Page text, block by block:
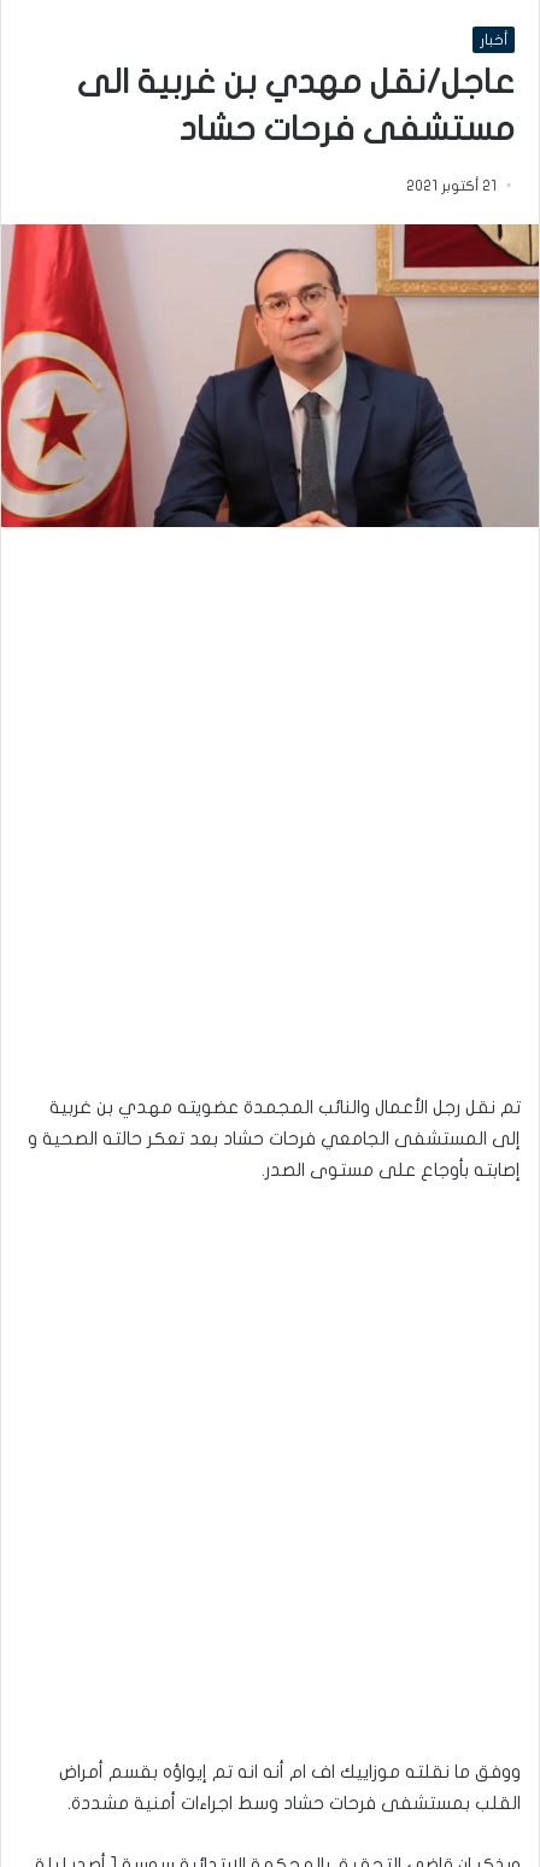
أخبار
عاجل/نقل مهدي بن غربية الى
مستشفى فرحات حشاد‎‎
21 أكتوبر 2021
تم نقل رجل الأعمال والنائب المجمدة عضويته مهدي بن غربية
إلى المستشفى الجامعي فرحات حشاد بعد تعكر حالته الصحية و
إصابته بأوجاع على مستوى الصدر.
ووفق ما نقلته موزاييك اف ام أنه انه تم إيواؤه بقسم أمراض
القلب بمستشفى فرحات حشاد وسط اجراءات أمنية مشددة.